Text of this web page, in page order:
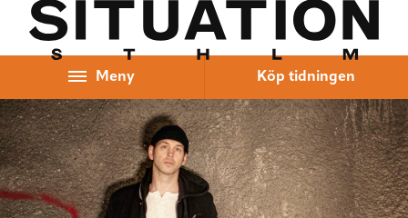
Hoppa till innehåll
Meny Köp tidningen